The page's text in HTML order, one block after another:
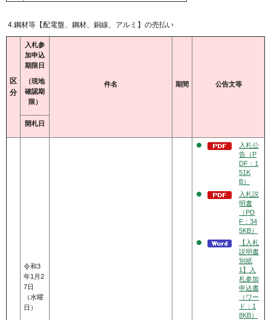
4.鋼材等【配電盤、鋼材、銅線、アルミ】の売払い
区
分
入札参
加申込
期限日
（現地
確認期
限）
件名 期間 公告文等
開札日
令和3
年1月2
7日
（水曜
日）
入札公
告（P
DF：1
51K
B）
入札説
明書
（PD
F：34
5KB）
【入札
説明書
別紙
1】入
札参加
申込書
（ワー
ド：1
8KB）